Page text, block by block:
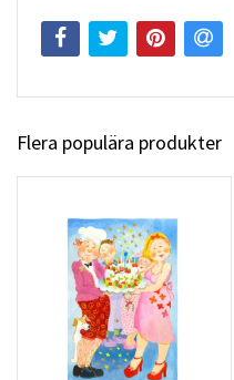
Flera populära produkter